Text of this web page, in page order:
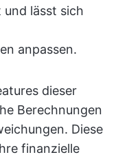
lässt sich
anpassen.
dieser
Berechnungen
Diese
finanzielle